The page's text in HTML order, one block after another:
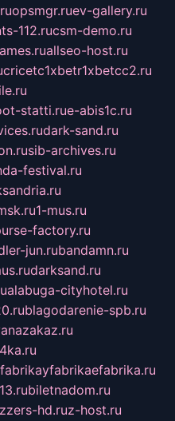
opsmgr.ruev-gallery.ru
112.rucsm-demo.ru
allseo-host.ru
cricetc1xbetr1xbetcc2.ru
statti.rue-abis1c.ru
dark-sand.ru
sib-archives.ru
festival.ru
1-mus.ru
factory.ru
jun.rubandamn.ru
darksand.ru
alabuga-cityhotel.ru
blagodarenie-spb.ru
fabrikayfabrikaefabrika.ru
biletnadom.ru
hd.ruz-host.ru